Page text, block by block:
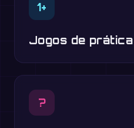
1+
Jogos de
?